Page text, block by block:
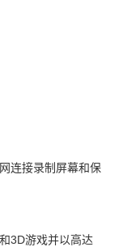
连接录制屏幕和保
3D游戏并以高达